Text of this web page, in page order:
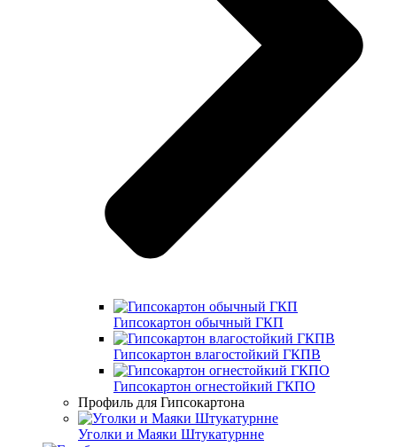
Гипсокартон обычный ГКП
Гипсокартон влагостойкий ГКПВ
Гипсокартон огнестойкий ГКПО
Профиль для Гипсокартона
Уголки и Маяки Штукатурнне